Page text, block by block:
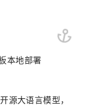
本地部署
源大语言模型，